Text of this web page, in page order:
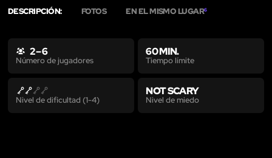
DESCRIPCIÓN: FOTOS EN EL MISMO LUGAR6
2 – 6
Número de jugadores
60 MIN.
Tiempo límite
Nivel de dificultad (1-4)
NOT SCARY
Nivel de miedo